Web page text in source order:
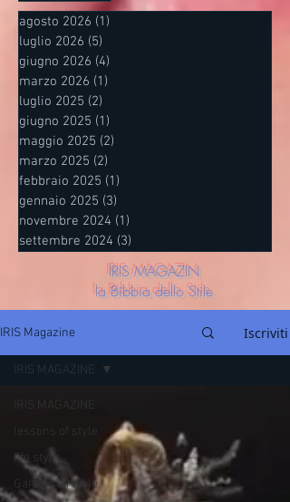
agosto 2026 (1)
luglio 2026 (5)
giugno 2026 (4)
marzo 2026 (1)
luglio 2025 (2)
giugno 2025 (1)
maggio 2025 (2)
marzo 2025 (2)
febbraio 2025 (1)
gennaio 2025 (3)
novembre 2024 (1)
settembre 2024 (3)
IRIS MAGAZIN
la Bibbia dello Stile
IRIS Magazine Iscriviti
IRIS MAGAZINE
lessons of style
life style
Galateo virtuale
IRIS MAGAZINE